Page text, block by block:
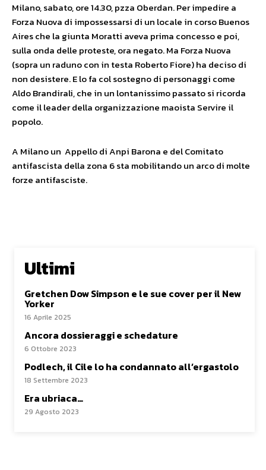
Milano, sabato, ore 14.30, pzza Oberdan. Per impedire a
Forza Nuova di impossessarsi di un locale in corso Buenos
Aires che la giunta Moratti aveva prima concesso e poi,
sulla onda delle proteste, ora negato. Ma Forza Nuova
(sopra un raduno con in testa Roberto Fiore) ha deciso di
non desistere. E lo fa col sostegno di personaggi come
Aldo Brandirali, che in un lontanissimo passato si ricorda
come il leader della organizzazione maoista Servire il
popolo.
A Milano un Appello di Anpi Barona e del Comitato
antifascista della zona 6 sta mobilitando un arco di molte
forze antifasciste.
Ultimi
Gretchen Dow Simpson e le sue cover per il New
Yorker
16 Aprile 2025
Ancora dossieraggi e schedature
6 Ottobre 2023
Podlech, il Cile lo ha condannato all’ergastolo
18 Settembre 2023
Era ubriaca…
29 Agosto 2023